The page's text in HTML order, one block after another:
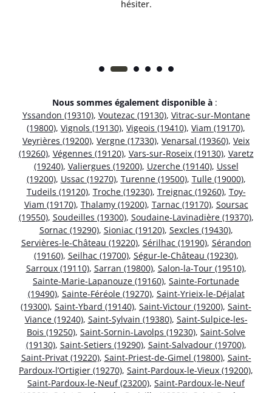
hésiter.
Nous sommes également disponible à :
Yssandon (19310), Voutezac (19130), Vitrac-sur-Montane
(19800), Vignols (19130), Vigeois (19410), Viam (19170),
Veyrières (19200), Vergne (17330), Venarsal (19360), Veix
(19260), Végennes (19120), Vars-sur-Roseix (19130), Varetz
(19240), Valiergues (19200), Uzerche (19140), Ussel
(19200), Ussac (19270), Turenne (19500), Tulle (19000),
Tudeils (19120), Troche (19230), Treignac (19260), Toy-
Viam (19170), Thalamy (19200), Tarnac (19170), Soursac
(19550), Soudeilles (19300), Soudaine-Lavinadière (19370),
Sornac (19290), Sioniac (19120), Sexcles (19430),
Servières-le-Château (19220), Sérilhac (19190), Sérandon
(19160), Seilhac (19700), Ségur-le-Château (19230),
Sarroux (19110), Sarran (19800), Salon-la-Tour (19510),
Sainte-Marie-Lapanouze (19160), Sainte-Fortunade
(19490), Sainte-Féréole (19270), Saint-Yrieix-le-Déjalat
(19300), Saint-Ybard (19140), Saint-Victour (19200), Saint-
Viance (19240), Saint-Sylvain (19380), Saint-Sulpice-les-
Bois (19250), Saint-Sornin-Lavolps (19230), Saint-Solve
(19130), Saint-Setiers (19290), Saint-Salvadour (19700),
Saint-Privat (19220), Saint-Priest-de-Gimel (19800), Saint-
Pardoux-l’Ortigier (19270), Saint-Pardoux-le-Vieux (19200),
Saint-Pardoux-le-Neuf (23200), Saint-Pardoux-le-Neuf